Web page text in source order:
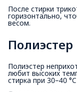
После стирки
горизонтально,
весом.
Полиэстер
Полиэстер
любит высоких
стирка при 30–40